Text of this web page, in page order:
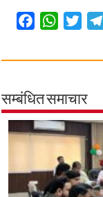
c
b
o
o
k
W
a
s
A
p
p
i
t
e
r
सम्बंधित समाचार